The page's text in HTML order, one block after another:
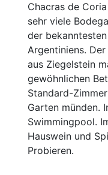
Chacras de
sehr viele
der
Argentiniens.
aus Ziegelstein
gewöhnlichen
Standard-
Garten münden.
Swimmingpool.
Hauswein und
Probieren.